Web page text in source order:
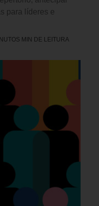
para líderes e
MIN DE LEITURA